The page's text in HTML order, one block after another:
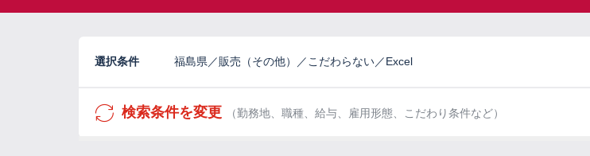
選択条件 福島県／販売（その他）／こだわらない／Excel
検索条件を変更 （勤務地、職種、給与、雇用形態、こだわり条件など）